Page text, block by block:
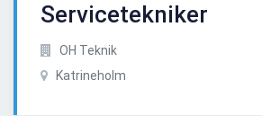
Servicetekniker
OH Teknik
Katrineholm